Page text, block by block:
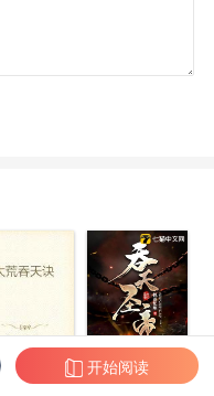
机缘巧合的一次重
家的支持，谢谢！
天诀
吞天圣帝
开始阅读